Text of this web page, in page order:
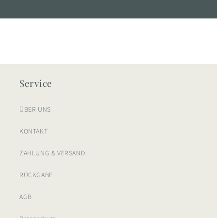
Service
ÜBER UNS
KONTAKT
ZAHLUNG & VERSAND
RÜCKGABE
AGB